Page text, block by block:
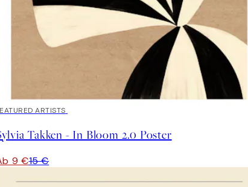
ARTISTS
Takken - In Bloom 2.0 Poster
9 €15 €